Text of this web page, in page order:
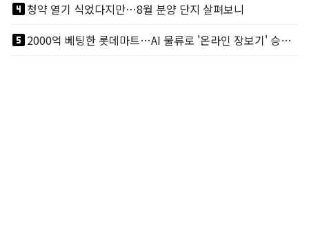
looks_4청약 열기 식었다지만…8월 분양 단지 살펴보니
looks_5
2000억 베팅한 롯데마트…AI 물류로 '온라인 장보기' 승부수